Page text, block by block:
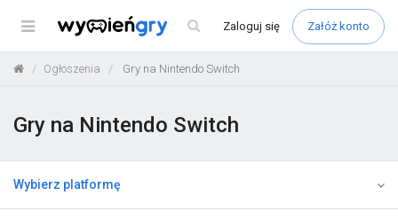
Menu Zaloguj się Załóż konto
Ogłoszenia Gry na Nintendo Switch
Gry na Nintendo Switch
Wybierz platformę